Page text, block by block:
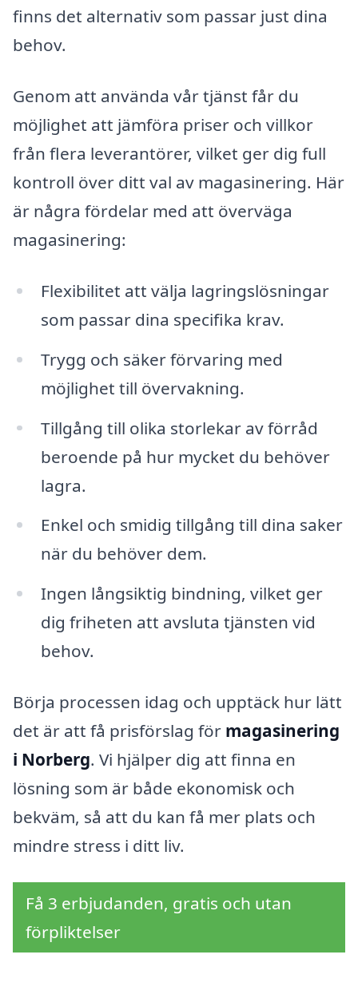
finns det alternativ som passar just dina
behov.
Genom att använda vår tjänst får du
möjlighet att jämföra priser och villkor
från flera leverantörer, vilket ger dig full
kontroll över ditt val av magasinering. Här
är några fördelar med att överväga
magasinering:
Flexibilitet att välja lagringslösningar
som passar dina specifika krav.
Trygg och säker förvaring med
möjlighet till övervakning.
Tillgång till olika storlekar av förråd
beroende på hur mycket du behöver
lagra.
Enkel och smidig tillgång till dina saker
när du behöver dem.
Ingen långsiktig bindning, vilket ger
dig friheten att avsluta tjänsten vid
behov.
Börja processen idag och upptäck hur lätt
det är att få prisförslag för magasinering
i Norberg. Vi hjälper dig att finna en
lösning som är både ekonomisk och
bekväm, så att du kan få mer plats och
mindre stress i ditt liv.
Få 3 erbjudanden, gratis och utan
förpliktelser